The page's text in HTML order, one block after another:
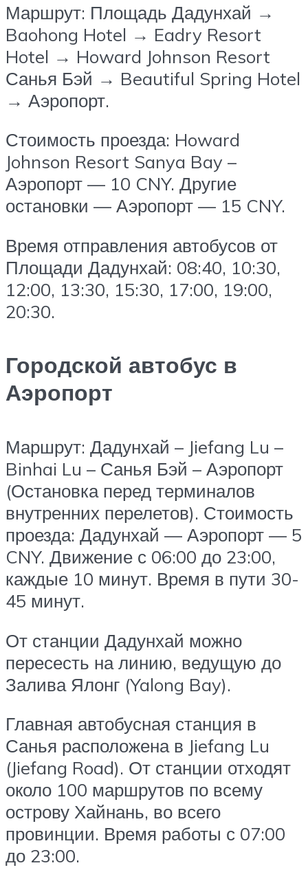
Маршрут: Площадь Дадунхай →
Baohong Hotel → Eadry Resort
Hotel → Howard Johnson Resort
Санья Бэй → Beautiful Spring Hotel
→ Аэропорт.
Стоимость проезда: Howard
Johnson Resort Sanya Bay –
Аэропорт — 10 CNY. Другие
остановки — Аэропорт — 15 CNY.
Время отправления автобусов от
Площади Дадунхай: 08:40, 10:30,
12:00, 13:30, 15:30, 17:00, 19:00,
20:30.
Городской автобус в
Аэропорт
Маршрут: Дадунхай – Jiefang Lu –
Binhai Lu – Санья Бэй – Аэропорт
(Остановка перед терминалов
внутренних перелетов). Стоимость
проезда: Дадунхай — Аэропорт — 5
CNY. Движение с 06:00 до 23:00,
каждые 10 минут. Время в пути 30-
45 минут.
От станции Дадунхай можно
пересесть на линию, ведущую до
Залива Ялонг (Yalong Bay).
Главная автобусная станция в
Санья расположена в Jiefang Lu
(Jiefang Road). От станции отходят
около 100 маршрутов по всему
острову Хайнань, во всего
провинции. Время работы с 07:00
до 23:00.